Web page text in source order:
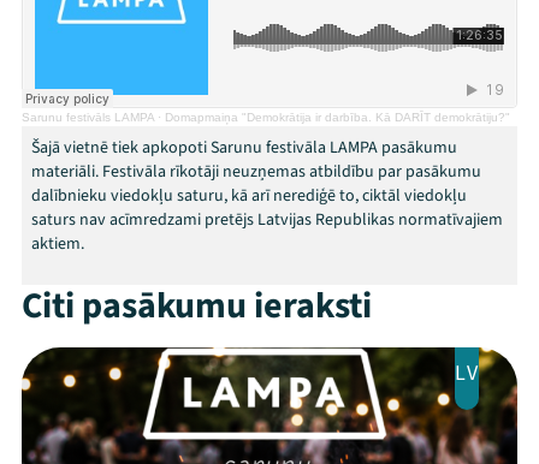
Ziedo
Kontakti
ThreadsFacebookYoutube
X Instagram
Flick TikTok
Sarunu festivāls LAMPA · Domapmaiņa "Demokrātija ir darbība. Kā DARĪT demokrātiju?"
Šajā vietnē tiek apkopoti Sarunu festivāla LAMPA pasākumu
materiāli. Festivāla rīkotāji neuzņemas atbildību par pasākumu
dalībnieku viedokļu saturu, kā arī nerediģē to, ciktāl viedokļu
saturs nav acīmredzami pretējs Latvijas Republikas normatīvajiem
aktiem.
Citi pasākumu ieraksti
LV